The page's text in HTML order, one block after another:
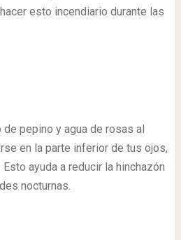
esto incendiario durante las
de pepino y agua de rosas al
en la parte inferior de tus ojos,
ayuda a reducir la hinchazón
nocturnas.